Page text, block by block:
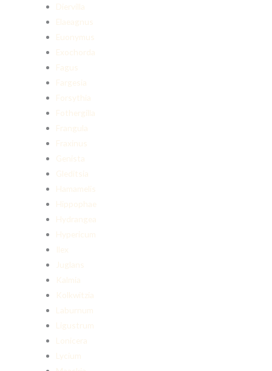
Diervilla
Elaeagnus
Euonymus
Exochorda
Fagus
Fargesia
Forsythia
Fothergilla
Frangula
Fraxinus
Genista
Gleditsia
Hamamelis
Hippophae
Hydrangea
Hypericum
Ilex
Juglans
Kalmia
Kolkwitzia
Laburnum
Ligustrum
Lonicera
Lycium